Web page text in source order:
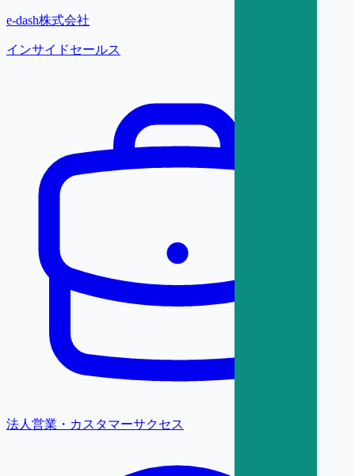
e-dash株式会社
インサイドセールス
法人営業・カスタマーサクセス